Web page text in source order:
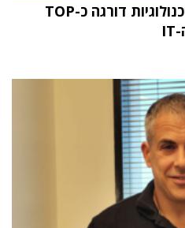
מחקר STKI השנתי: וואן טכנולוגיות דורגה כ-TOP